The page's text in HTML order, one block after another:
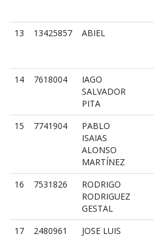
13
13425857 ABIEL
14
7618004
IAGO
SALVADOR
PITA
15
7741904
PABLO
ISAIAS
ALONSO
MARTÍNEZ
16 7531826
RODRIGO
RODRIGUEZ
GESTAL
17
2480961
JOSE LUIS